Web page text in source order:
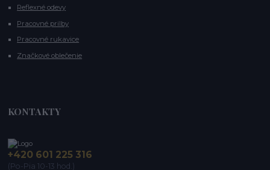
Reflexné odevy
Pracovné prilby
Pracovné rukavice
Značkové oblečenie
KONTAKTY
+420 601 225 316
(Po-Pia 10-13 hod.)